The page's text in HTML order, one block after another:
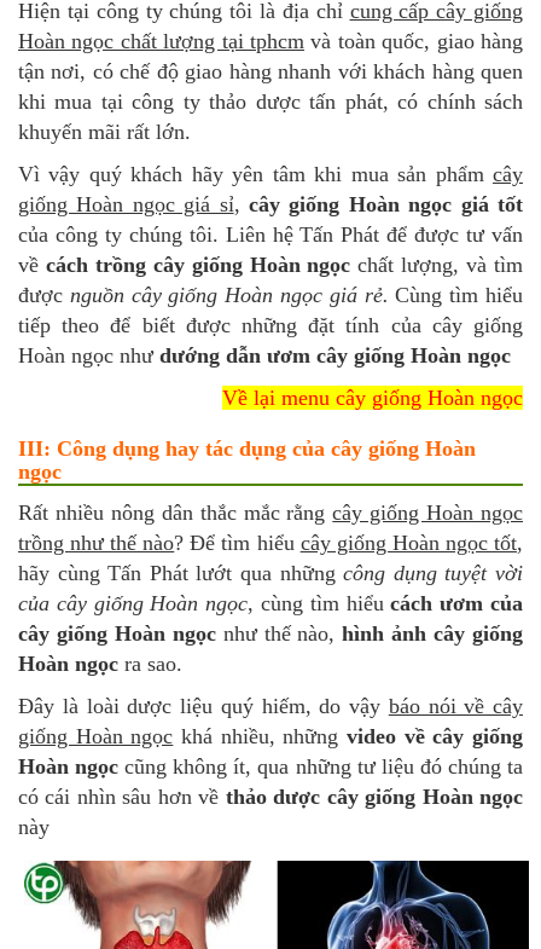
Hiện tại công ty chúng tôi là địa chỉ cung cấp cây giống
Hoàn ngọc chất lượng tại tphcm và toàn quốc, giao hàng
tận nơi, có chế độ giao hàng nhanh với khách hàng quen
khi mua tại công ty thảo dược tấn phát, có chính sách
khuyến mãi rất lớn.
Vì vậy quý khách hãy yên tâm khi mua sản phẩm cây
giống Hoàn ngọc giá sỉ,cây giống Hoàn ngọc giá tốt
của công ty chúng tôi. Liên hệ Tấn Phát để được tư vấn
về cách trồng cây giống Hoàn ngọc chất lượng, và tìm
được nguồn cây giống Hoàn ngọc giá rẻ.Cùng tìm hiểu
tiếp theo để biết được những đặt tính của cây giống
Hoàn ngọc như dướng dẫn ươm cây giống Hoàn ngọc
Về lại menu cây giống Hoàn ngọc
III: Công dụng hay tác dụng của cây giống Hoàn
ngọc
Rất nhiều nông dân thắc mắc rằngcây giống Hoàn ngọc
trồng như thế nào? Để tìm hiểu cây giống Hoàn ngọc tốt,
hãy cùng Tấn Phát lướt qua nhữngcông dụng tuyệt vời
của cây giống Hoàn ngọc, cùng tìm hiểucách ươm của
cây giống Hoàn ngọc như thế nào,hình ảnh cây giống
Hoàn ngọc ra sao.
Đây là loài dược liệu quý hiếm, do vậy báo nói về cây
giống Hoàn ngọc khá nhiều, nhữngvideo về cây giống
Hoàn ngọc cũng không ít, qua những tư liệu đó chúng ta
có cái nhìn sâu hơn về thảo dược cây giống Hoàn ngọc
này